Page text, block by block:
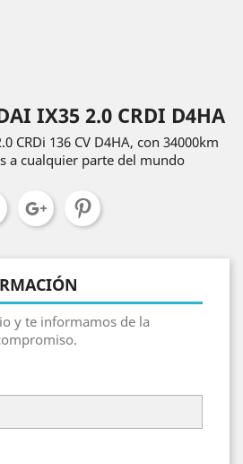
IX35 2.0 CRDI D4HA
CRDi 136 CV D4HA, con 34000km
a cualquier parte del mundo
y te informamos de la